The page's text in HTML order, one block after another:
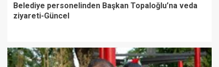
Belediye personelinden Başkan Topaloğlu’na veda
ziyareti-Güncel